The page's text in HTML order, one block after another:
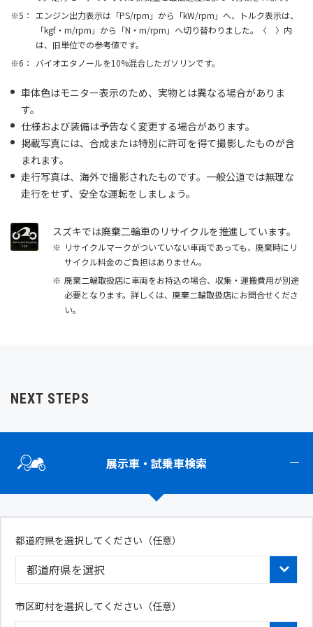
エンジン出力表示は「PS/rpm」から「kW/rpm」へ、トルク表示は、
「kgf・m/rpm」から「N・m/rpm」へ切り替わりました。〈 〉内
は、旧単位での参考値です。
バイオエタノールを10%混合したガソリンです。
車体色はモニター表示のため、実物とは異なる場合がありま
す。
仕様および装備は予告なく変更する場合があります。
掲載写真には、合成または特別に許可を得て撮影したものが含
まれます。
走行写真は、海外で撮影されたものです。一般公道では無理な
走行をせず、安全な運転をしましょう。
スズキでは廃棄二輪車のリサイクルを推進しています。
リサイクルマークがついていない車両であっても、廃棄時にリ
サイクル料金のご負担はありません。
廃棄二輪取扱店に車両をお持込の場合、収集・運搬費用が別途
必要となります。詳しくは、廃棄二輪取扱店にお問合せくださ
い。
NEXT STEPS
展示車・試乗車検索
都道府県を選択してください （任意）
市区町村を選択してください（任意）